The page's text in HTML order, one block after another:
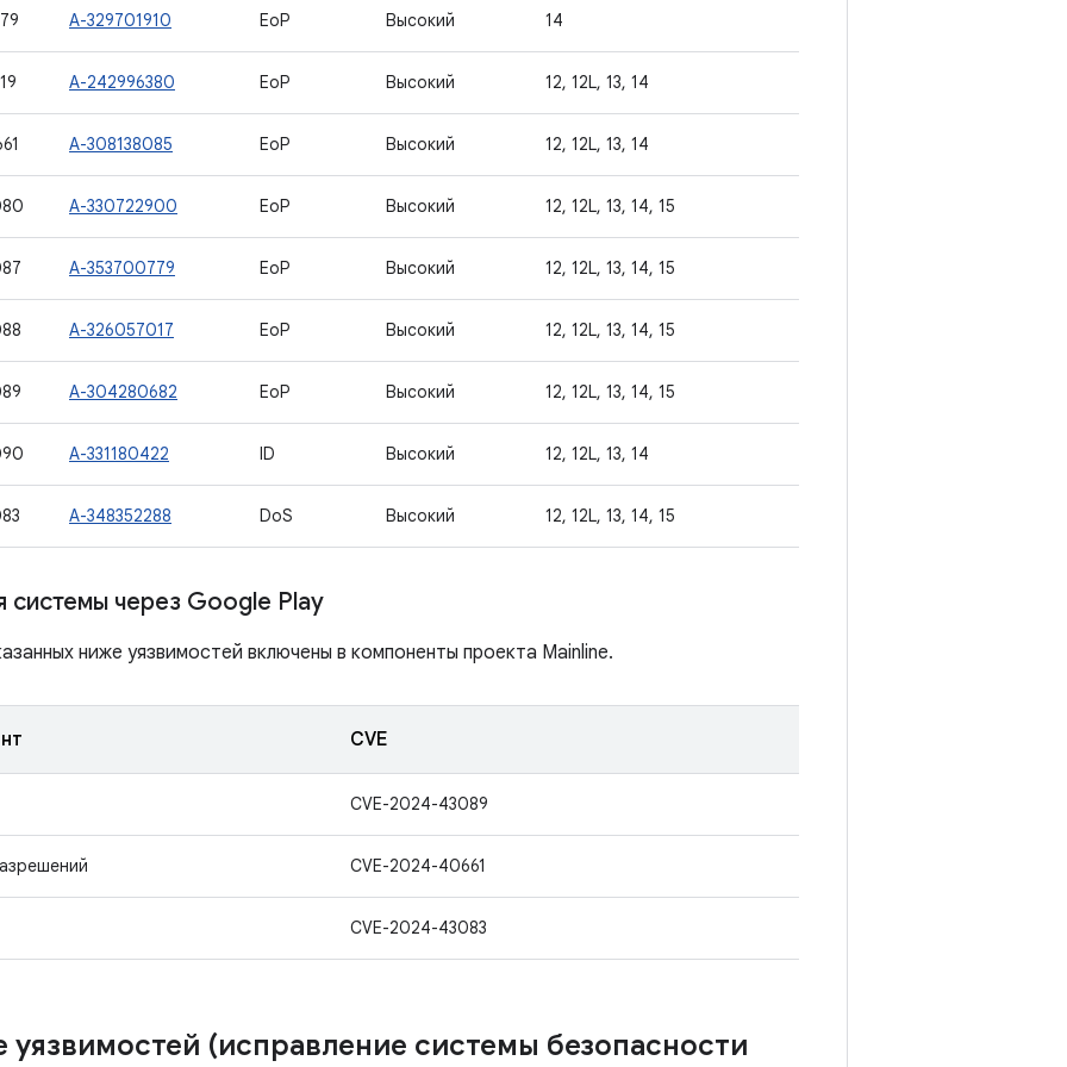
A-329701910 EoP Высокий 14
A-242996380 EoP Высокий 12, 12L, 13, 14
A-308138085 EoP Высокий 12, 12L, 13, 14
A-330722900 EoP Высокий 12, 12L, 13, 14, 15
A-353700779 EoP Высокий 12, 12L, 13, 14, 15
A-326057017 EoP Высокий 12, 12L, 13, 14, 15
A-304280682 EoP Высокий 12, 12L, 13, 14, 15
A-331180422 ID Высокий 12, 12L, 13, 14
A-348352288 DoS Высокий 12, 12L, 13, 14, 15
системы через Google Play
ниже уязвимостей включены в компоненты проекта Mainline.
CVE
CVE-2024-43089
CVE-2024-40661
CVE-2024-43083
уязвимостей (исправление системы безопасности